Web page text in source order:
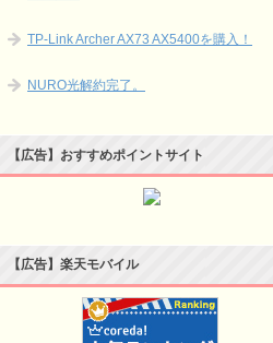
TP-Link Archer AX73 AX5400を購入！
NURO光解約完了。
【広告】おすすめポイントサイト
【広告】楽天モバイル